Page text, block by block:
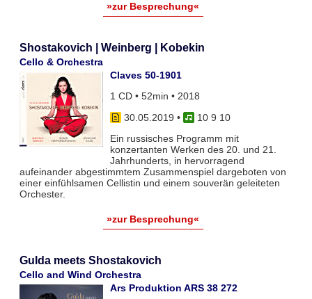
»zur Besprechung«
Shostakovich | Weinberg | Kobekin
Cello & Orchestra
Claves 50-1901
1 CD • 52min • 2018
30.05.2019 •
10 9 10
Ein russisches Programm mit
konzertanten Werken des 20. und 21.
Jahrhunderts, in hervorragend
aufeinander abgestimmtem Zusammenspiel dargeboten von
einer einfühlsamen Cellistin und einem souverän geleiteten
Orchester.
»zur Besprechung«
Gulda meets Shostakovich
Cello and Wind Orchestra
Ars Produktion ARS 38 272